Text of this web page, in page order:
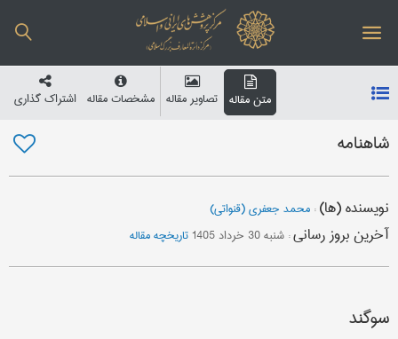
متن مقاله تصاویر مقاله مشخصات مقاله اشتراک گذاری
شاهنامه
نویسنده (ها): محمد جعفری (قنواتی)
آخرین بروز رسانی: شنبه 30 خرداد 1405 تاریخچه مقاله
سوگند